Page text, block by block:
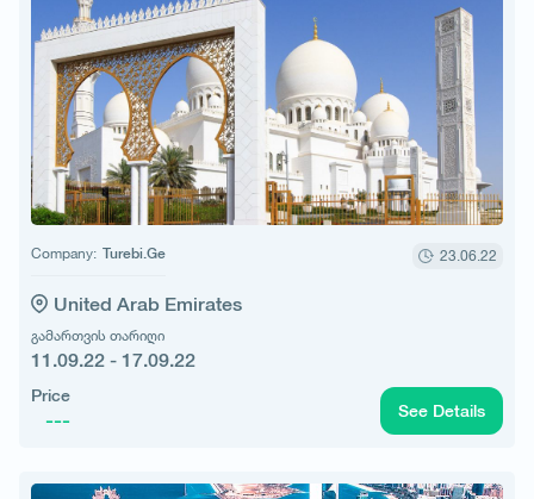
Company: Turebi.Ge 23.06.22
United Arab Emirates
გამართვის თარიღი
11.09.22 - 17.09.22
Price
--- See Details